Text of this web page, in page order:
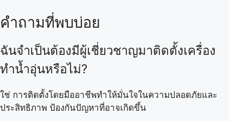
คำถามที่พบบ่อย
ฉันจำเป็นต้องมีผู้เชี่ยวชาญมาติดตั้งเครื่อง
ทำน้ำอุ่นหรือไม่?
ใช่ การติดตั้งโดยมืออาชีพทำให้มั่นใจในความปลอดภัยและ
ประสิทธิภาพ ป้องกันปัญหาที่อาจเกิดขึ้น